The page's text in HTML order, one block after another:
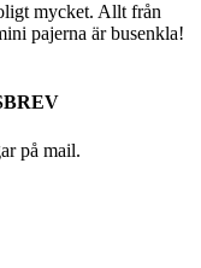
mycket. Allt från
pajerna är busenkla!
på mail.